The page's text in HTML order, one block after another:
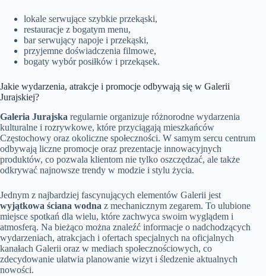
lokale serwujące szybkie przekąski,
restauracje z bogatym menu,
bar serwujący napoje i przekąski,
przyjemne doświadczenia filmowe,
bogaty wybór posiłków i przekąsek.
Jakie wydarzenia, atrakcje i promocje odbywają się w Galerii
Jurajskiej?
Galeria Jurajska regularnie organizuje różnorodne wydarzenia
kulturalne i rozrywkowe, które przyciągają mieszkańców
Częstochowy oraz okoliczne społeczności. W samym sercu centrum
odbywają liczne promocje oraz prezentacje innowacyjnych
produktów, co pozwala klientom nie tylko oszczędzać, ale także
odkrywać najnowsze trendy w modzie i stylu życia.
Jednym z najbardziej fascynujących elementów Galerii jest
wyjątkowa ściana wodna z mechanicznym zegarem. To ulubione
miejsce spotkań dla wielu, które zachwyca swoim wyglądem i
atmosferą. Na bieżąco można znaleźć informacje o nadchodzących
wydarzeniach, atrakcjach i ofertach specjalnych na oficjalnych
kanałach Galerii oraz w mediach społecznościowych, co
zdecydowanie ułatwia planowanie wizyt i śledzenie aktualnych
nowości.